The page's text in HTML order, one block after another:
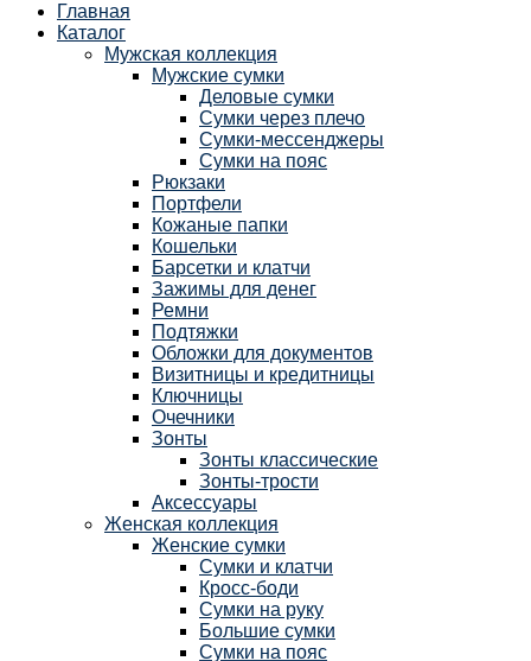
Главная
Каталог
Мужская коллекция
Мужские сумки
Деловые сумки
Сумки через плечо
Сумки-мессенджеры
Сумки на пояс
Рюкзаки
Портфели
Кожаные папки
Кошельки
Барсетки и клатчи
Зажимы для денег
Ремни
Подтяжки
Обложки для документов
Визитницы и кредитницы
Ключницы
Очечники
Зонты
Зонты классические
Зонты-трости
Аксессуары
Женская коллекция
Женские сумки
Сумки и клатчи
Кросс-боди
Сумки на руку
Большие сумки
Сумки на пояс